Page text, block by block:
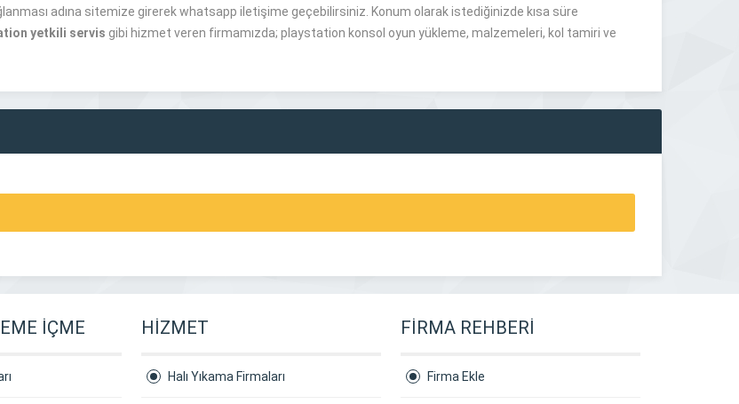
adına sitemize girerek whatsapp iletişime geçebilirsiniz. Konum olarak istediğinizde kısa süre
yetkili servis gibi hizmet veren firmamızda; playstation konsol oyun yükleme, malzemeleri, kol tamiri ve
İÇME HİZMET
Halı Yıkama Firmaları
FİRMA REHBERİ
Firma Ekle